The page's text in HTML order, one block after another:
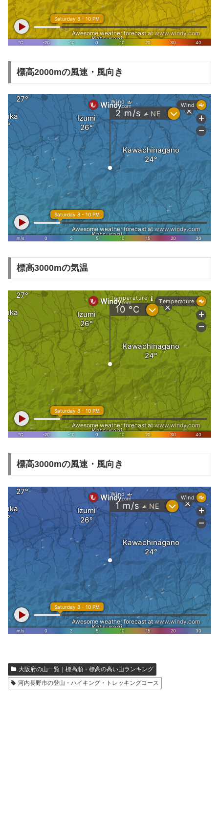
標高2000mの風速・風向き
標高3000mの気温
標高3000mの風速・風向き
大阪府の山一覧｜標高順・標高の高い山ランキング
河内長野市の登山・ハイキング・トレッキングコース